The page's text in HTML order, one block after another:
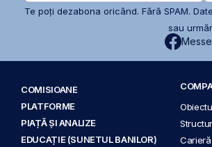
Te poți dezabona oricând. Fără SPAM.
sau
COMISIOANE
PLATFORME
PIAȚĂ ȘI ANALIZE
EDUCAȚIE (SUNETUL BANILOR)
Carieră